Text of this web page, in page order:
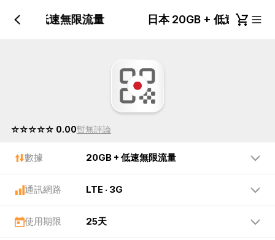
+ 低速無限流量 日本 20GB + 低速無限
☆☆☆☆☆ 0.00暫無評論
數據 20GB + 低速無限流量
通訊網路 LTE · 3G
使用期限 25天